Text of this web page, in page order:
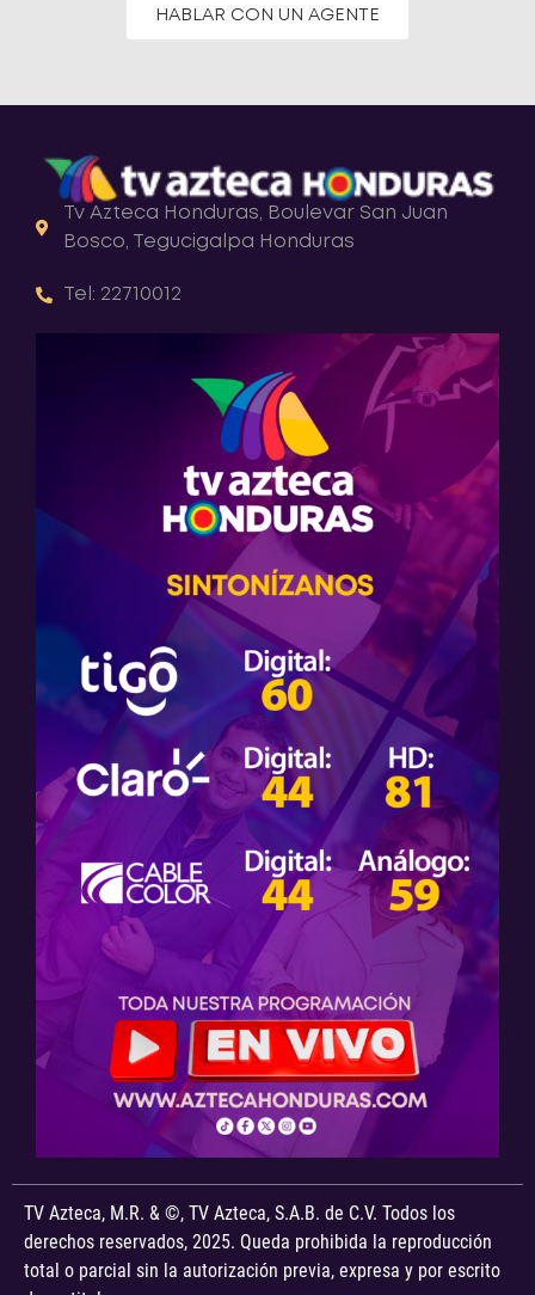
HABLAR CON UN AGENTE
Tv Azteca Honduras, Boulevar San Juan
Bosco, Tegucigalpa Honduras
Tel: 22710012
TV Azteca, M.R. & ©, TV Azteca, S.A.B. de C.V. Todos los
derechos reservados, 2025. Queda prohibida la reproducción
total o parcial sin la autorización previa, expresa y por escrito